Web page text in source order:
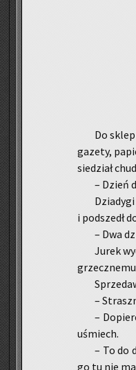
Do
ga­ze­ty,
sie­dział
– Dzień
i pod­szedł
– Dwa
Jurek
–
–
uśmiech.
– To do
go tu nie